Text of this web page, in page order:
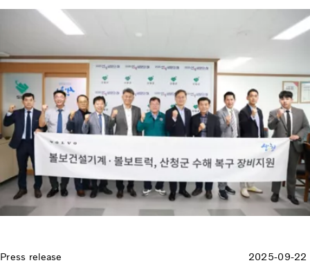
Press release 2025-09-22